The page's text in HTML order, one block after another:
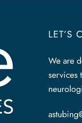
LET’S
We are
services